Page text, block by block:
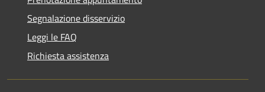
Segnalazione disservizio
Leggi le FAQ
Richiesta assistenza